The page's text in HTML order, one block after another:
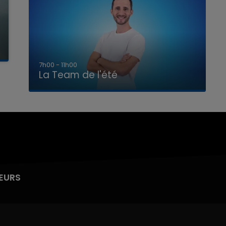
7h00 - 11h00
La Team de l'été